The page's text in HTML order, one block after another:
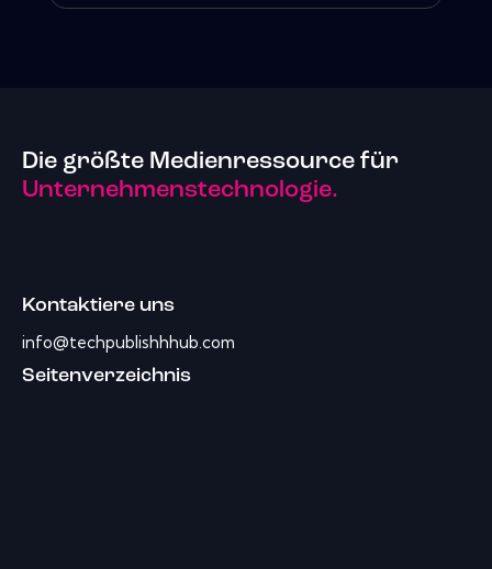
Die größte Medienressource für
Unternehmenstechnologie.
Kontaktiere uns
info@techpublishhhub.com
Seitenverzeichnis